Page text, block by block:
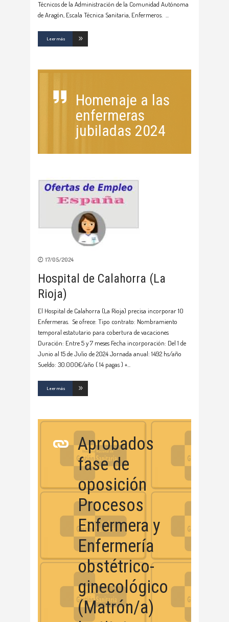
Técnicos de la Administración de la Comunidad Autónoma
de Aragón, Escala Técnica Sanitaria, Enfermeros.
Leer más
Homenaje a las
enfermeras
jubiladas 2024
17/05/2024
Hospital de Calahorra (La
Rioja)
El Hospital de Calahorra (La Rioja) precisa incorporar 10
Enfermeras. Se ofrece: Tipo contrato: Nombramiento
temporal estatutario para cobertura de vacaciones
Duración: Entre 5 y 7 meses Fecha incorporación: Del 1 de
Junio al 15 de Julio de 2024 Jornada anual: 1492 hs/año
Sueldo: 30.000€/año ( 14 pagas ) +
Leer más
Aprobados
fase de
oposición
Procesos
Enfermera y
Enfermería
obstétrico-
ginecológico
(Matrón/a)